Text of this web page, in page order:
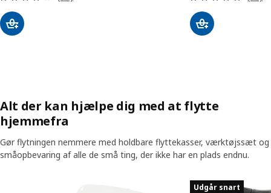
Alt der kan hjælpe dig med at flytte
hjemmefra
Gør flytningen nemmere med holdbare flyttekasser, værktøjssæt og
småopbevaring af alle de små ting, der ikke har en plads endnu.
Udgår snart